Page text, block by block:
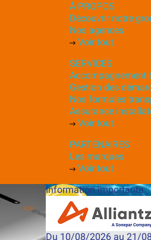
À PROPOS
Découvrir notre
Nos agences
Voir tout
SERVICES
Accompagnement
Gestion des
Nos formules
Assurance
Voir tout
PARTENAIRES
Les marques
Voir tout
Information importante
Du 10/08/2026 au 21/